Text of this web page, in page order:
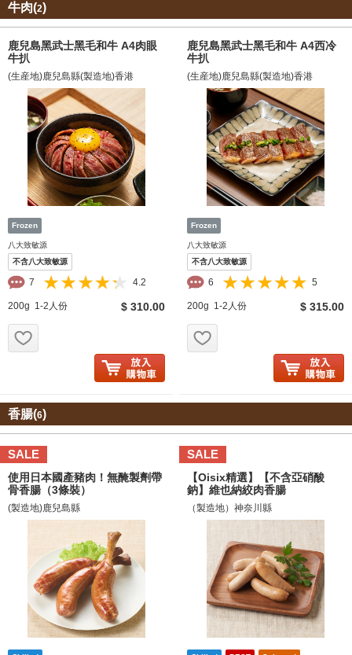
牛肉(2)
鹿兒島黑武士黑毛和牛 A4肉眼
牛扒
(生産地)鹿兒島縣(製造地)香港
八大致敏源
不含八大致敏源
7 4.2
200g 1-2人份 $ 310.00
鹿兒島黑武士黑毛和牛 A4西冷
牛扒
(生産地)鹿兒島縣(製造地)香港
八大致敏源
不含八大致敏源
6 5
200g 1-2人份 $ 315.00
香腸(6)
SALE
使用日本國產豬肉！無醃製劑帶
骨香腸（3條裝）
(製造地)鹿兒島縣
SALE
【Oisix精選】【不含亞硝酸
鈉】維也納絞肉香腸
（製造地）神奈川縣